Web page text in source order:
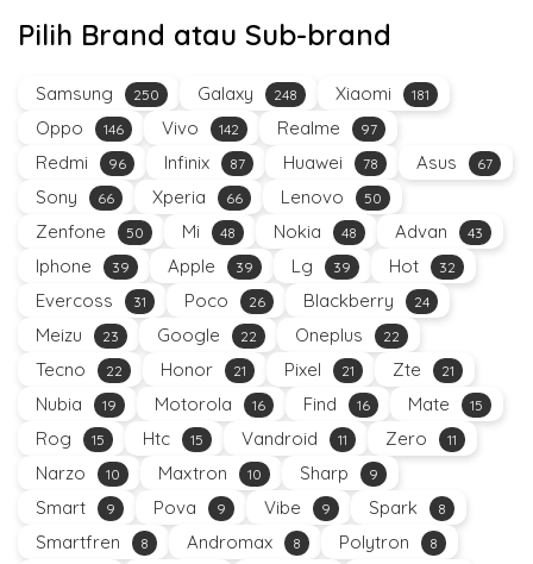
Pilih Brand atau Sub-brand
Samsung 250 Galaxy 248 Xiaomi 181
Oppo 146 Vivo 142 Realme 97
Redmi 96 Infinix 87 Huawei 78 Asus 67
Sony 66 Xperia 66 Lenovo 50
Zenfone 50 Mi 48 Nokia 48 Advan 43
Iphone 39 Apple 39 Lg 39 Hot 32
Evercoss 31 Poco 26 Blackberry 24
Meizu 23 Google 22 Oneplus 22
Tecno 22 Honor 21 Pixel 21 Zte 21
Nubia 19 Motorola 16 Find 16 Mate 15
Rog 15 Htc 15 Vandroid 11 Zero 11
Narzo 10 Maxtron 10 Sharp 9
Smart 9 Pova 9 Vibe 9 Spark 8
Smartfren 8 Andromax 8 Polytron 8